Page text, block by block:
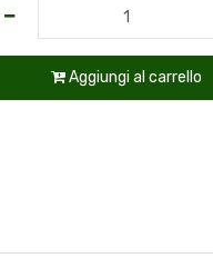
Aggiungi al carrello